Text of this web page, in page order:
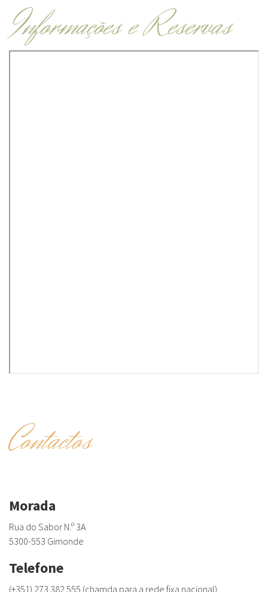
Informações e Reservas
Contactos
Morada
Rua do Sabor N.º 3A
5300-553 Gimonde
Telefone
(+351) 273 382 555 (chamda para a rede fixa nacional)